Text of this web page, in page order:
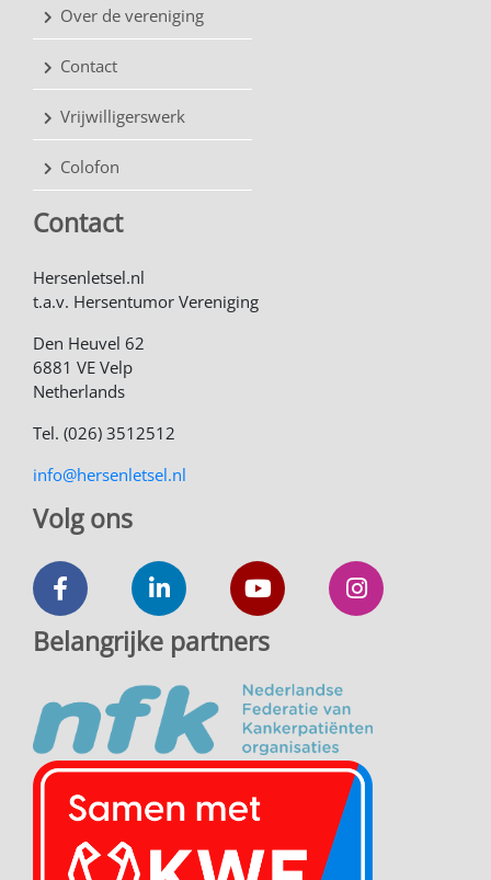
Over de vereniging
Contact
Vrijwilligerswerk
Colofon
Contact
Hersenletsel.nl
t.a.v. Hersentumor Vereniging
Den Heuvel 62
6881 VE Velp
Netherlands
Tel. (026) 3512512
info@hersenletsel.nl
Volg ons
Belangrijke partners